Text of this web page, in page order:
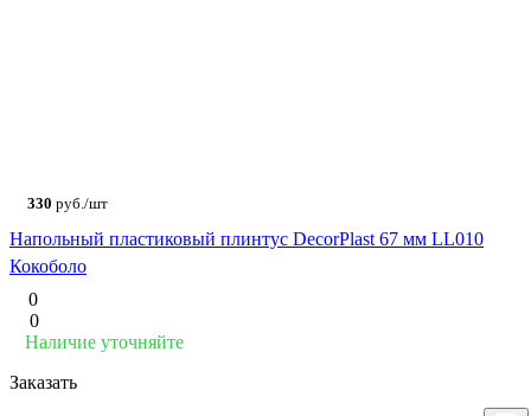
330 руб./шт
Напольный пластиковый плинтус DecorPlast 67 мм LL010
Кокоболо
0
0
Наличие уточняйте
Заказать